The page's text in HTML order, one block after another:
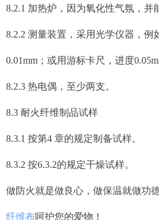
8.2.1 加热炉，因为氧化性气氛，并
8.2.2 测量装置，采用光学仪器，例
0.01mm；或用游标卡尺，进度
8.2.3 热电偶，至少两支。
8.3 耐火纤维制品试样
8.3.1 按第4 章的规定制备试样。
8.3.2 按6.3.2的规定干燥试样。
做防火就是做良心，做保温就做功
纤维布呵护您的爱物！